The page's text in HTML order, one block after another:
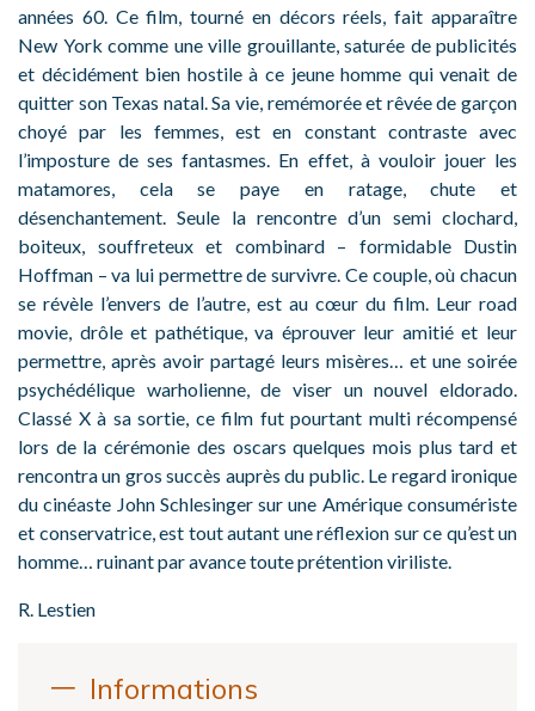
années 60. Ce film, tourné en décors réels, fait apparaître
New York comme une ville grouillante, saturée de publicités
et décidément bien hostile à ce jeune homme qui venait de
quitter son Texas natal. Sa vie, remémorée et rêvée de garçon
choyé par les femmes, est en constant contraste avec
l’imposture de ses fantasmes. En effet, à vouloir jouer les
matamores, cela se paye en ratage, chute et
désenchantement. Seule la rencontre d’un semi clochard,
boiteux, souffreteux et combinard – formidable Dustin
Hoffman – va lui permettre de survivre. Ce couple, où chacun
se révèle l’envers de l’autre, est au cœur du film. Leur road
movie, drôle et pathétique, va éprouver leur amitié et leur
permettre, après avoir partagé leurs misères… et une soirée
psychédélique warholienne, de viser un nouvel eldorado.
Classé X à sa sortie, ce film fut pourtant multi récompensé
lors de la cérémonie des oscars quelques mois plus tard et
rencontra un gros succès auprès du public. Le regard ironique
du cinéaste John Schlesinger sur une Amérique consumériste
et conservatrice, est tout autant une réflexion sur ce qu’est un
homme… ruinant par avance toute prétention viriliste.
R. Lestien
Informations